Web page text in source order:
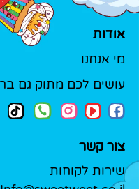
אודות
מי אנחנו
עושים לכם מתוק גם
צור קשר
שירות לקוחות